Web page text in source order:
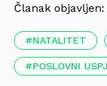
Članak objavljen:
NATALITET
POSLOVNI